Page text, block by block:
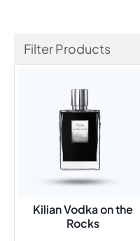
Filter Products
Kilian Vodka on the
Rocks